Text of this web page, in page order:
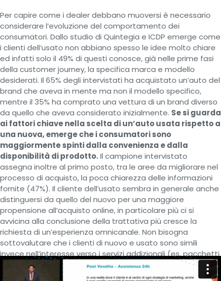
Per capire come i dealer debbano muoversi è necessario
considerare l’evoluzione del comportamento dei
consumatori. Dallo studio di Quintegia e ICDP emerge come
i clienti dell’usato non abbiano spesso le idee molto chiare
ed infatti solo il 49% di questi conosce, già nelle prime fasi
della customer journey, la specifica marca e modello
desiderati. Il 65% degli intervistati ha acquistato un’auto del
brand che aveva in mente ma non il modello specifico,
mentre il 35% ha comprato una vettura di un brand diverso
da quello che aveva considerato inizialmente. Se si guarda
ai fattori chiave nella scelta di un‘auto usata rispetto a
una nuova, emerge che i consumatori sono
maggiormente spinti dalla convenienza e dalla
disponibilità di prodotto.Il campione intervistato
assegna inoltre al primo posto, tra le aree da migliorare nel
processo di acquisto, la poca chiarezza delle informazioni
fornite (47%). Il cliente dell’usato sembra in generale anche
distinguersi da quello del nuovo per una maggiore
propensione all’acquisto online, in particolare più ci si
avvicina alla conclusione della trattativa più cresce la
richiesta di un’esperienza omnicanale. Non bisogna
sottovalutare che i clienti di nuovo e usato sono simili
invece nell’interesse verso i servizi addizionali (es. pacchetti
di manutenzione completi), spesso infatti hanno le stesse
esigenze, anche dal punto di vista assicurativo.